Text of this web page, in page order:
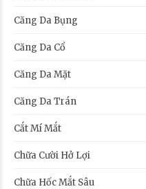
Căng Da Bụng
Căng Da Cổ
Căng Da Mặt
Căng Da Trán
Cắt Mí Mắt
Chữa Cười Hở Lợi
Chữa Hốc Mắt Sâu